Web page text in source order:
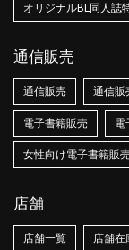
オリジナルBL同人誌
通信販売
通信販売 通信販
電子書籍販売 電
女性向け電子書籍販
店舗
店舗一覧 店舗在